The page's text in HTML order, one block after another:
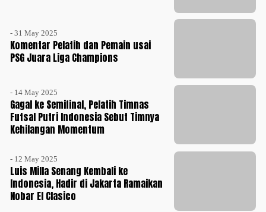
- 31 May 2025
Komentar Pelatih dan Pemain usai
PSG Juara Liga Champions
- 14 May 2025
Gagal ke Semifinal, Pelatih Timnas
Futsal Putri Indonesia Sebut Timnya
Kehilangan Momentum
- 12 May 2025
Luis Milla Senang Kembali ke
Indonesia, Hadir di Jakarta Ramaikan
Nobar El Clasico